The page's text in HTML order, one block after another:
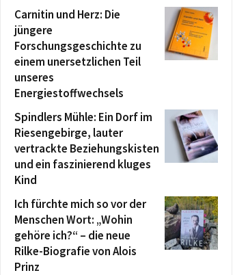
Carnitin und Herz: Die
jüngere
Forschungsgeschichte zu
einem unersetzlichen Teil
unseres
Energiestoffwechsels
Spindlers Mühle: Ein Dorf im
Riesengebirge, lauter
vertrackte Beziehungskisten
und ein faszinierend kluges
Kind
Ich fürchte mich so vor der
Menschen Wort: „Wohin
gehöre ich?“ – die neue
Rilke-Biografie von Alois
Prinz